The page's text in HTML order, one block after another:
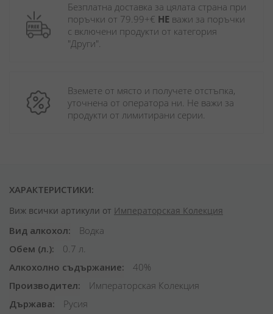
Безплатна доставка за цялата страна при
поръчки от 79.99+€ НЕ важи за поръчки
с включени продукти от категория
"Други".
Вземете от място и получете отстъпка,
уточнена от оператора ни. Не важи за
продукти от лимитирани серии.
ХАРАКТЕРИСТИКИ:
Виж всички артикули от Императорская Колекция
Вид алкохол
Водка
Обем (л.)
0.7 л.
Алкохолно съдържание
40%
Производител
Императорская Колекция
Държава
Русия